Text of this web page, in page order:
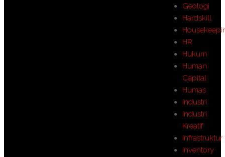
Geologi
Hardskill
HR
Hukum
Human
Capital
Humas
Industri
Industri
Kreatif
Infrastruktur
Inventory